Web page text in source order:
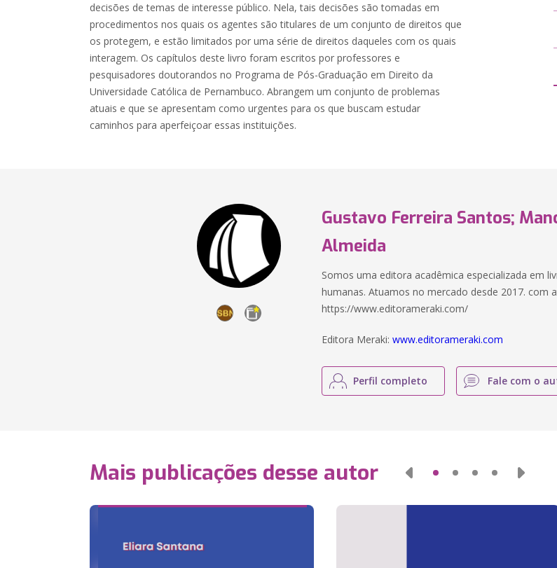
decisões de temas de interesse público. Nela, tais decisões são tomadas em
procedimentos nos quais os agentes são titulares de um conjunto de direitos que
os protegem, e estão limitados por uma série de direitos daqueles com os quais
interagem. Os capítulos deste livro foram escritos por professores e
pesquisadores doutorandos no Programa de Pós-Graduação em Direito da
Universidade Católica de Pernambuco. Abrangem um conjunto de problemas
atuais e que se apresentam como urgentes para os que buscam estudar
caminhos para aperfeiçoar essas instituições.
Gustavo Ferreira Santos;
Almeida
Somos uma editora acadêmica especializada em
humanas. Atuamos no mercado desde 2017. com
https://www.editorameraki.com/
Editora Meraki:www.editorameraki.com
Perfil completo Fale com o
Mais publicações desse autor